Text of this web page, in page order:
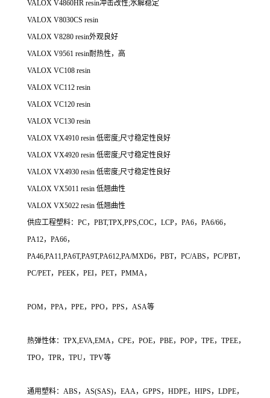
VALOX V4860HR resin冲击改性;水解稳定
VALOX V8030CS resin
VALOX V8280 resin外观良好
VALOX V9561 resin耐热性，高
VALOX VC108 resin
VALOX VC112 resin
VALOX VC120 resin
VALOX VC130 resin
VALOX VX4910 resin 低密度;尺寸稳定性良好
VALOX VX4920 resin 低密度;尺寸稳定性良好
VALOX VX4930 resin 低密度;尺寸稳定性良好
VALOX VX5011 resin 低翘曲性
VALOX VX5022 resin 低翘曲性
供应工程塑料：PC，PBT,TPX,PPS,COC，LCP，PA6，PA6/66，
PA12，PA66，
PA46,PA11,PA6T,PA9T,PA612,PA/MXD6，PBT，PC/ABS，PC/PBT，
PC/PET，PEEK，PEI，PET，PMMA，
POM，PPA，PPE，PPO，PPS，ASA等
热弹性体：TPX,EVA,EMA，CPE，POE，PBE，POP，TPE，TPEE，
TPO，TPR，TPU，TPV等
通用塑料：ABS，AS(SAS)，EAA，GPPS，HDPE，HIPS，LDPE，